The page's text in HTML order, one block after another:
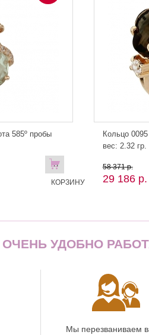
585º пробы
В
КОРЗИНУ
Кольцо
вес: 2.32 гр.
58 371 р.
29 186 р.
УДОБНО
Мы перезваниваем